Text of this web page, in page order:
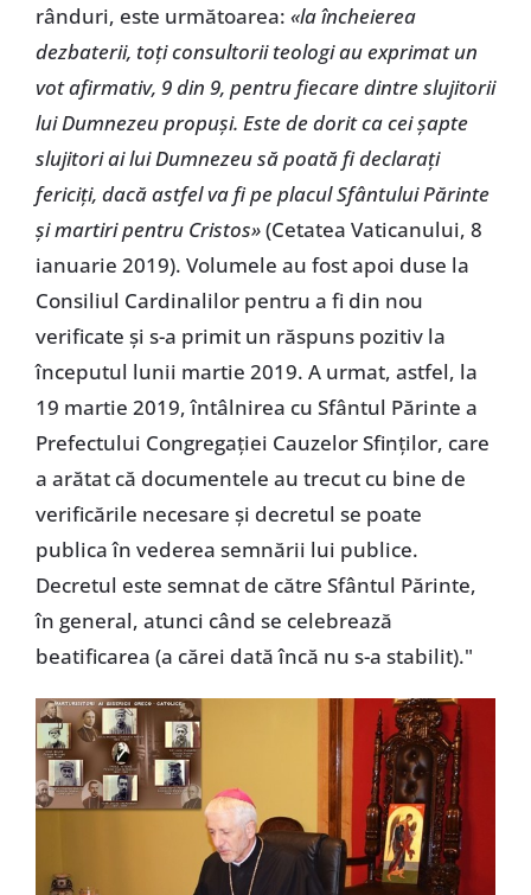
rânduri, este următoarea: «la încheierea
dezbaterii, toți consultorii teologi au exprimat un
vot afirmativ, 9 din 9, pentru fiecare dintre slujitorii
lui Dumnezeu propuși. Este de dorit ca cei șapte
slujitori ai lui Dumnezeu să poată fi declarați
fericiți, dacă astfel va fi pe placul Sfântului Părinte
și martiri pentru Cristos»(Cetatea Vaticanului, 8
ianuarie 2019). Volumele au fost apoi duse la
Consiliul Cardinalilor pentru a fi din nou
verificate și s-a primit un răspuns pozitiv la
începutul lunii martie 2019. A urmat, astfel, la
19 martie 2019, întâlnirea cu Sfântul Părinte a
Prefectului Congregației Cauzelor Sfinților, care
a arătat că documentele au trecut cu bine de
verificările necesare și decretul se poate
publica în vederea semnării lui publice.
Decretul este semnat de către Sfântul Părinte,
în general, atunci când se celebrează
beatificarea (a cărei dată încă nu s-a stabilit)."